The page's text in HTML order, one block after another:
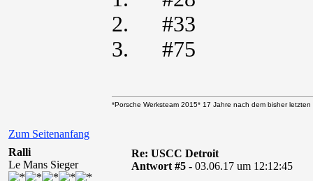
2. #33
3. #75
Zum Seitenanfang
*Porsche Werksteam 2015* 17 Jahre nach dem bisher
Ralli
Le Mans Sieger
Re: USCC Detroit
Antwort #5 - 03.06.17 um 12:12:45